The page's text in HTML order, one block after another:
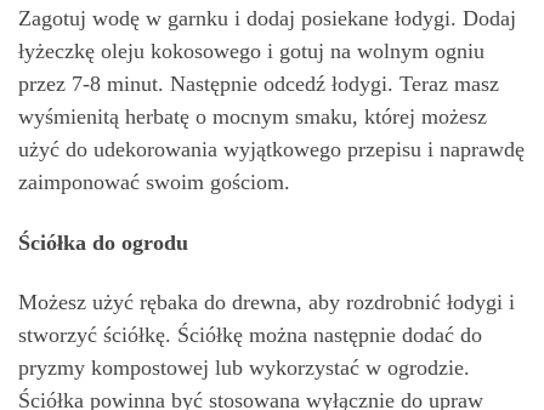
Zagotuj wodę w garnku i dodaj posiekane łodygi. Dodaj
łyżeczkę oleju kokosowego i gotuj na wolnym ogniu
przez 7-8 minut. Następnie odcedź łodygi. Teraz masz
wyśmienitą herbatę o mocnym smaku, której możesz
użyć do udekorowania wyjątkowego przepisu i naprawdę
zaimponować swoim gościom.
Ściółka do ogrodu
Możesz użyć rębaka do drewna, aby rozdrobnić łodygi i
stworzyć ściółkę. Ściółkę można następnie dodać do
pryzmy kompostowej lub wykorzystać w ogrodzie.
Ściółka powinna być stosowana wyłącznie do upraw